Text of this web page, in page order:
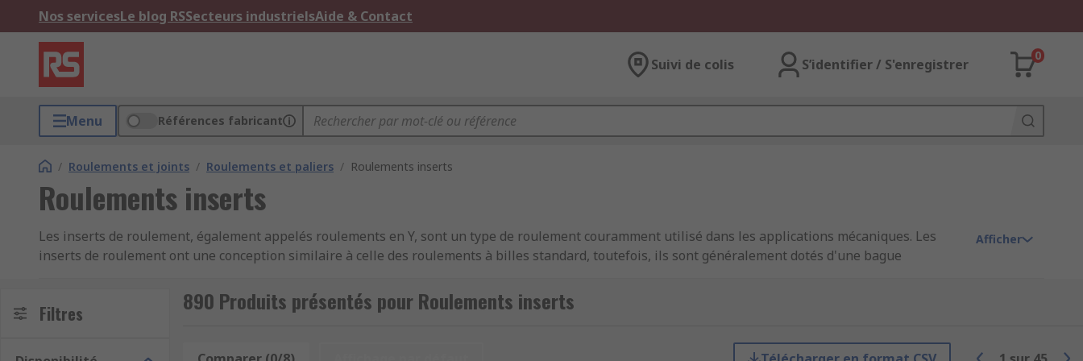
Nos servicesLe blog RSSecteurs industrielsAide & Contact
Suivi de colis S’identifier / S'enregistrer
0
Menu Références fabricant
/ Roulements et joints / Roulements et paliers / Roulements inserts
Roulements inserts
Les inserts de roulement, également appelés roulements en Y, sont un type de roulement couramment utilisé dans les applications mécaniques. Les
inserts de roulement ont une conception similaire à celle des roulements à billes standard, toutefois, ils sont généralement dotés d'une bague
Utilisation des inserts de roulement
Les inserts de roulement sont généralement utilisés dans les applications à utilisation intensive avec fortes vibrations, telles que l'agriculture, les
Afficher
Filtres 890 Produits présentés pour Roulements inserts